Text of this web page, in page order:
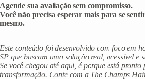
Agende sua avaliação sem compromisso.
Você não precisa esperar mais para se
mesmo.
Este conteúdo foi desenvolvido com foco em
SP que buscam uma solução real, acessível e
Se você chegou até aqui, é porque está pronto
transformação. Conte com a The Champs